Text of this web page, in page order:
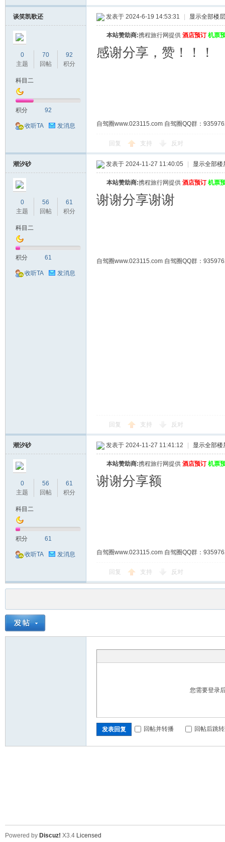
谈笑凯歌还
0
主题
70
回帖
92
积分
科目二
积分 92
收听TA 发消息
发表于 2024-6-19 14:53:31 显示全部楼层
本站赞助商:携程旅行网提供 酒店预订 机票
感谢分享，赞！！！
自驾圈www.023115.com 自驾圈QQ群：
回复 支持 反对
潮汐砂
0
主题
56
回帖
61
积分
科目二
积分 61
收听TA 发消息
发表于 2024-11-27 11:40:05 显示全部楼
本站赞助商:携程旅行网提供 酒店预订 机票
谢谢分享谢谢
自驾圈www.023115.com 自驾圈QQ群：
回复 支持 反对
潮汐砂
0
主题
56
回帖
61
积分
科目二
积分 61
收听TA 发消息
发表于 2024-11-27 11:41:12 显示全部楼
本站赞助商:携程旅行网提供 酒店预订 机票
谢谢分享额
自驾圈www.023115.com 自驾圈QQ群：
回复 支持 反对
您需要登录
发表回复 回帖并转播 回帖后跳
Powered by Discuz! X3.4 Licensed